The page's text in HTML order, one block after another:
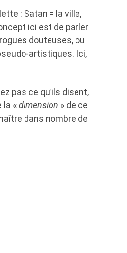
: Satan = la ville,
ici est de parler
douteuses, ou
artistiques. Ici,
pas ce qu’ils disent,
la «dimension » de ce
dans nombre de